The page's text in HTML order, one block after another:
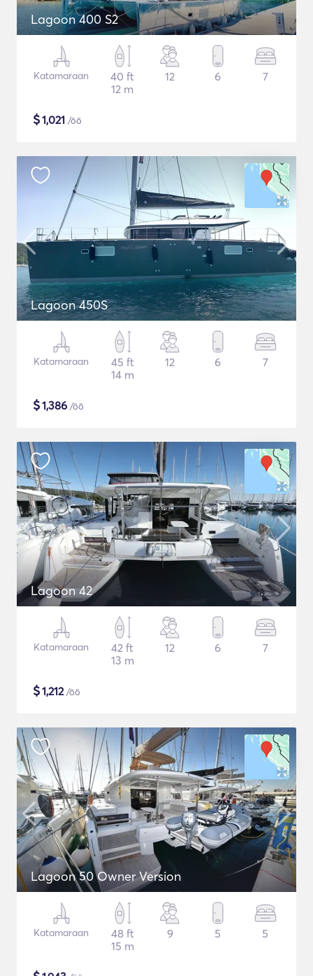
Lagoon 400 S2
Katamaraan
40 ft
12 m
12 6 7
$1,021 /öö
Lagoon 450S
Katamaraan
45 ft
14 m
12 6 7
$1,386 /öö
Lagoon 42
Katamaraan
42 ft
13 m
12 6 7
$1,212/öö
Lagoon 50 Owner Version
Katamaraan
48 ft
15 m
9 5 5